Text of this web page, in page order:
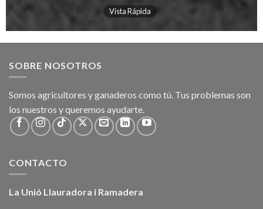
Vista Rápida
SOBRE NOSOTROS
Somos agricultores y ganaderos como tú. Tus problemas son
los nuestros y queremos ayudarte.
CONTACTO
La Unió Llauradora i Ramadera